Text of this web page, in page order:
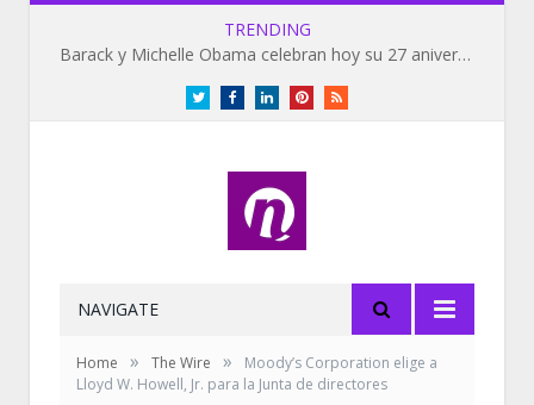
TRENDING
Barack y Michelle Obama celebran hoy su 27 aniversario de bodas
TwitterFacebookLinkedInPinterestRSS
NAVIGATE
Home » The Wire »
Moody’s Corporation elige a
Lloyd W. Howell, Jr. para la Junta de directores